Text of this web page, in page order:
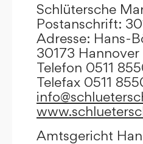
Schlütersche
Postanschrift:
Adresse: Hans-
30173 Hannover
Telefon 0511
Telefax 0511
Amtsgericht